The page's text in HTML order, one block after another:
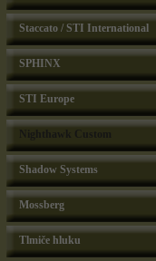
Staccato / STI International
SPHINX
STI Europe
Shadow Systems
Mossberg
Tlmiče hluku